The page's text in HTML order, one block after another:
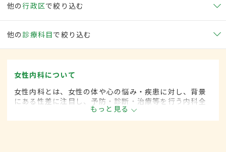
他の行政区で絞り込む
他の 診療科目で絞り込む
女性内科について
女性内科とは、女性の体や心の悩み・疾患に対し、背景
にある性差に注目し、予防・診断・治療等を行う内科全
般領域です。ライフスタイルが多様化する中、女性の健
康をトータルサポートし、必要に応じて連携医療機関へ
もっと見る